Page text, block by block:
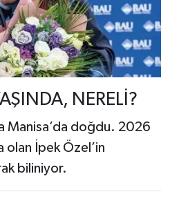
NERELİ?
Manisa’da doğdu. 2026
olan İpek Özel’in
biliniyor.